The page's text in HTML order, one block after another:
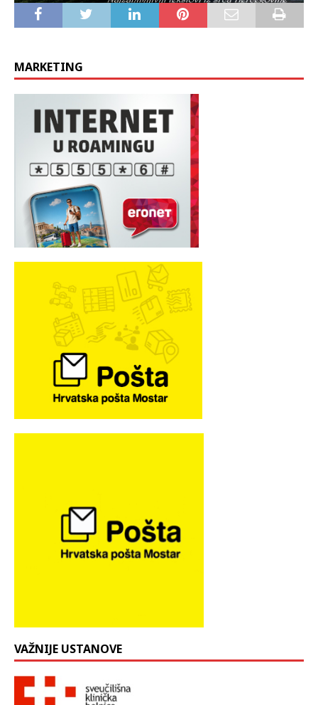
MARKETING
VAŽNIJE USTANOVE